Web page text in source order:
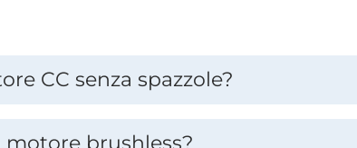
CC senza spazzole?